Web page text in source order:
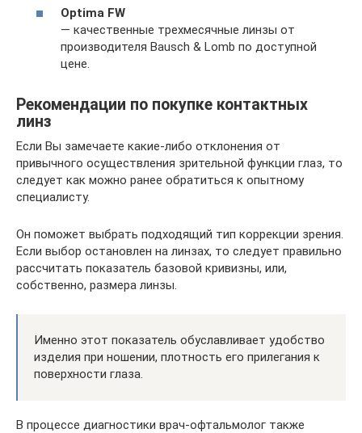
Optima FW
— качественные трехмесячные линзы от
производителя Bausch & Lomb по доступной
цене.
Рекомендации по покупке контактных
линз
Если Вы замечаете какие-либо отклонения от
привычного осуществления зрительной функции глаз, то
следует как можно ранее обратиться к опытному
специалисту.
Он поможет выбрать подходящий тип коррекции зрения.
Если выбор остановлен на линзах, то следует правильно
рассчитать показатель базовой кривизны, или,
собственно, размера линзы.
Именно этот показатель обуславливает удобство
изделия при ношении, плотность его прилегания к
поверхности глаза.
В процессе диагностики врач-офтальмолог также